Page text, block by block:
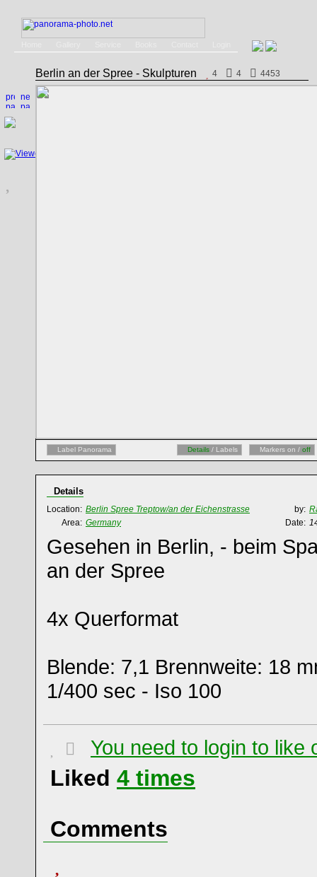
Berlin an der Spree - Skulpturen 4 4 4453
Label Panorama Details / Labels Markers on / off
Details
Location: Berlin Spree Treptow/an der Eichenstrasse by:
Area: Germany Date:
Gesehen in Berlin, - beim
an der Spree
4x Querformat
Blende: 7,1 Brennweite: 18
1/400 sec - Iso 100
You need to login to like
Liked 4 times
Comments